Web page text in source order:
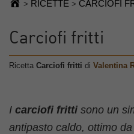
> RICETTE > CARCIOFI
Carciofi fritti
Ricetta Carciofi fritti di Valentina
I carciofi fritti sono un
antipasto caldo, ottimo